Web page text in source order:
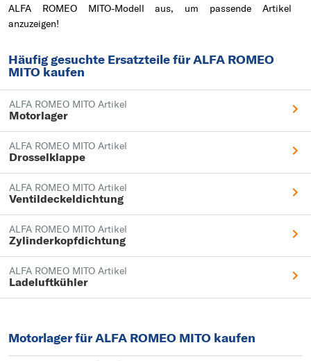
ALFA ROMEO MITO-Modell aus, um passende Artikel
anzuzeigen!
Häufig gesuchte Ersatzteile für ALFA ROMEO
MITO kaufen
ALFA ROMEO MITO Artikel
Motorlager
ALFA ROMEO MITO Artikel
Drosselklappe
ALFA ROMEO MITO Artikel
Ventildeckeldichtung
ALFA ROMEO MITO Artikel
Zylinderkopfdichtung
ALFA ROMEO MITO Artikel
Ladeluftkühler
Motorlager für ALFA ROMEO MITO kaufen